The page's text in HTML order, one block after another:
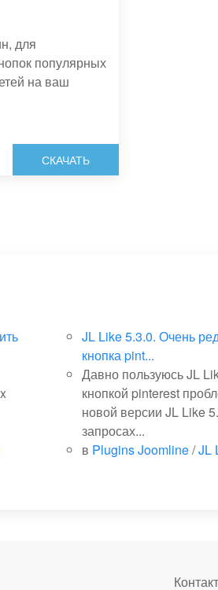
для
популярных
на ваш
СКАЧАТЬ
JL Like 5.3.0. Очень
кнопка pint...
Давно пользуюсь JL
кнопкой pinterest
новой версии JL Like
запросах...
в Plugins Joomline/JL